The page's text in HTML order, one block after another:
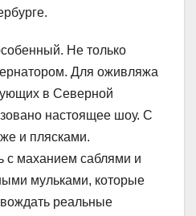
Не только
Для оживляжа
в Северной
настоящее шоу. С
и плясками.
с маханием саблями и
мульками, которые
реальные